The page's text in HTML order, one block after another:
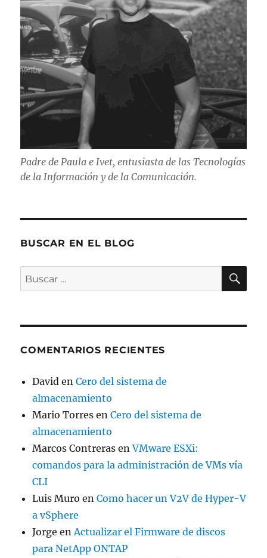
Padre de Paula e Ivet, entusiasta de las Tecnologías
de la Información y de la Comunicación.
BUSCAR EN EL BLOG
Buscar
por:
COMENTARIOS RECIENTES
David enCero del sistema de
almacenamiento
Mario Torres enCero del sistema de
almacenamiento
Marcos Contreras enVMware ESXi:
comandos para la administración de VMs vía
CLI
Luis Muro enComo hacer un V2V de Hyper-V
a vSphere
Jorge en Actualizar el Firmware de discos
para NetApp ONTAP